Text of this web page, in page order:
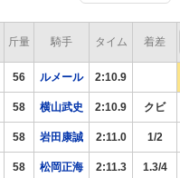
斤量 騎手 タイム 着差
56 ルメール 2:10.9
58 横山武史 2:10.9 クビ
58 岩田康誠 2:11.0 1/2
58 松岡正海 2:11.3 1.3/4